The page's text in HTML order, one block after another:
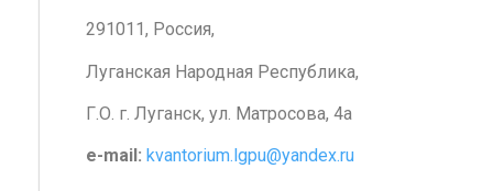
291011, Россия,
Луганская Народная Республика,
Г.О. г. Луганск, ул. Матросова, 4а
e-mail: kvantorium.lgpu@yandex.ru